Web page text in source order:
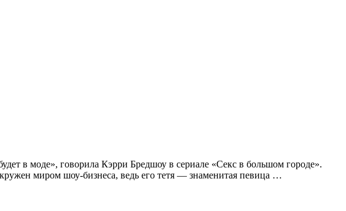
в моде», говорила Кэрри Бредшоу в сериале «Секс в большом городе».
миром шоу-бизнеса, ведь его тетя — знаменитая певица …